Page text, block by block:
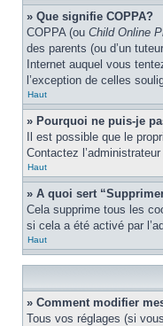
» Que signifie COPPA?
COPPA (ou Child Online
des parents (ou d’un
Internet auquel vous
l’exception de celles
Haut
» Pourquoi ne puis-je
Il est possible que le
Contactez
Haut
» A quoi sert
Cela supprime tous les
si cela a été activé par
Haut
» Comment modifier
Tous vos réglages (si